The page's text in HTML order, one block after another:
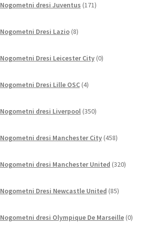
Nogometni dresi Juventus 171izdelkov
Nogometni Dresi Lazio 8izdelkov
Nogometni Dresi Leicester City 0izdelkov
Nogometni Dresi Lille OSC 4izdelki
Nogometni dresi Liverpool 350izdelkov
Nogometni dresi Manchester City 458izdelkov
Nogometni dresi Manchester United 320izdelkov
Nogometni Dresi Newcastle United 85izdelkov
Nogometni dresi Olympique De Marseille 0